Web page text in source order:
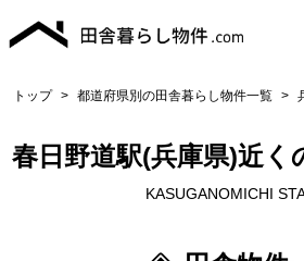
トップ > 都道府県別の田舎暮らし物件一覧 >
春日野道駅(兵庫県)近く
KASUGANOMICHI